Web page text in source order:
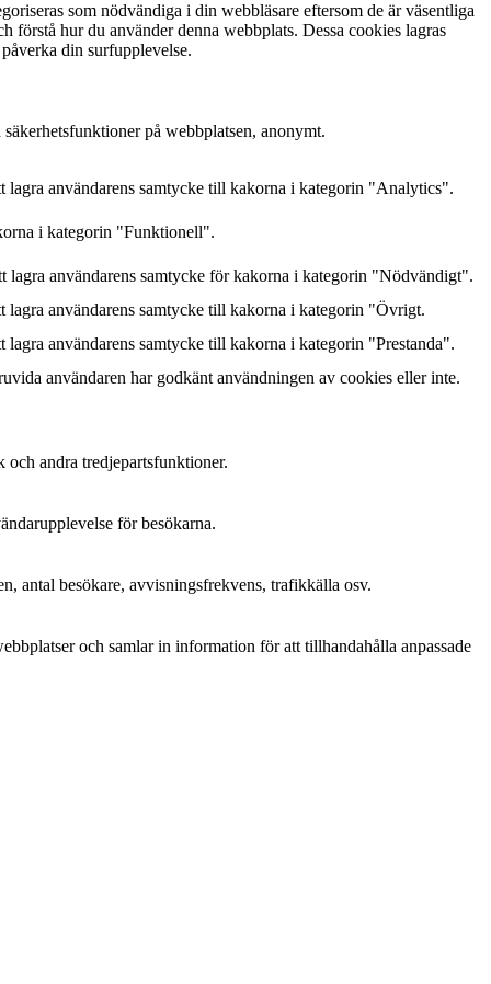
som nödvändiga i din webbläsare eftersom de är väsentliga
förstå hur du använder denna webbplats. Dessa cookies lagras
din surfupplevelse.
på webbplatsen, anonymt.
användarens samtycke till kakorna i kategorin "Analytics".
i kategorin "Funktionell".
användarens samtycke för kakorna i kategorin "Nödvändigt".
användarens samtycke till kakorna i kategorin "Övrigt.
användarens samtycke till kakorna i kategorin "Prestanda".
användaren har godkänt användningen av cookies eller inte.
andra tredjepartsfunktioner.
för besökarna.
antal besökare, avvisningsfrekvens, trafikkälla osv.
och samlar in information för att tillhandahålla anpassade